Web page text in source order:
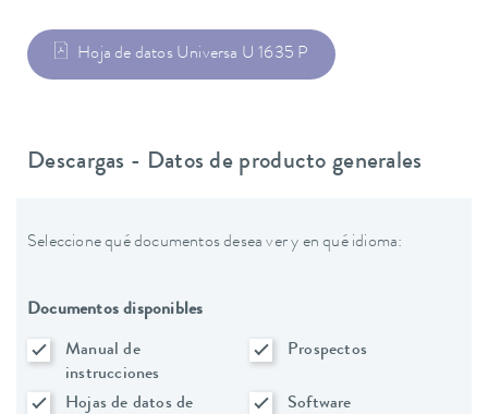
Hoja de datos Universa U 1635 P
Descargas - Datos de producto generales
Seleccione qué documentos desea ver y en qué idioma:
Documentos disponibles
Manual de
instrucciones
Prospectos
Hojas de datos de
Software